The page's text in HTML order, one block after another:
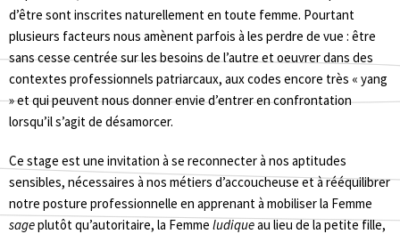
d’être sont inscrites naturellement en toute femme. Pourtant
plusieurs facteurs nous amènent parfois à les perdre de vue : être
sans cesse centrée sur les besoins de l’autre et oeuvrer dans des
contextes professionnels patriarcaux, aux codes encore très « yang
» et qui peuvent nous donner envie d’entrer en confrontation
lorsqu’il s’agit de désamorcer.
Ce stage est une invitation à se reconnecter à nos aptitudes
sensibles, nécessaires à nos métiers d’accoucheuse et à rééquilibrer
notre posture professionnelle en apprenant à mobiliser la Femme
sageplutôt qu’autoritaire, la Femme ludiqueau lieu de la petite fille,